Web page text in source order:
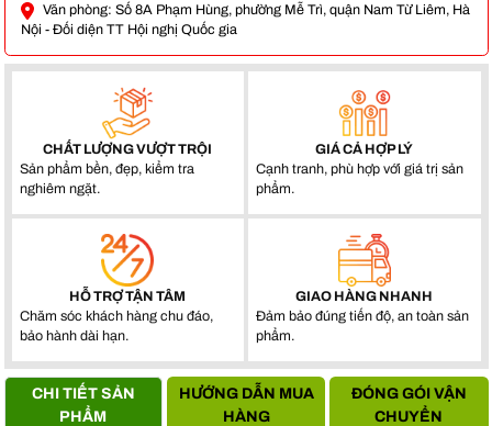
Văn phòng: Số 8A Phạm Hùng, phường Mễ Trì, quận Nam Từ Liêm, Hà
Nội - Đối diện TT Hội nghị Quốc gia
CHẤT LƯỢNG VƯỢT TRỘI
Sản phẩm bền, đẹp, kiểm tra
nghiêm ngặt.
GIÁ CẢ HỢP LÝ
Cạnh tranh, phù hợp với giá trị sản
phẩm.
HỖ TRỢ TẬN TÂM
Chăm sóc khách hàng chu đáo,
bảo hành dài hạn.
GIAO HÀNG NHANH
Đảm bảo đúng tiến độ, an toàn sản
phẩm.
CHI TIẾT SẢN
PHẨM
HƯỚNG DẪN MUA
HÀNG
ĐÓNG GÓI VẬN
CHUYỂN